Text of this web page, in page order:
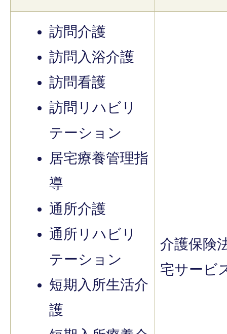
訪問介護
訪問入浴介護
訪問看護
訪問リハビリ
テーション
居宅療養管理指
導
通所介護
通所リハビリ
テーション
短期入所生活介
護
介護保険
宅サービ